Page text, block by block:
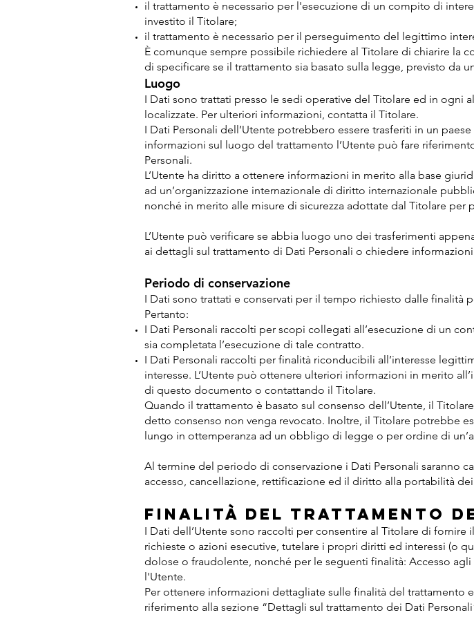
il trattamento è necessario per l'esecuzione di un compito di
investito il Titolare;
il trattamento è necessario per il perseguimento del legittimo
È comunque sempre possibile richiedere al Titolare di chiarire la
di specificare se il trattamento sia basato sulla legge, previsto da
Luogo
I Dati sono trattati presso le sedi operative del Titolare ed in ogni
localizzate. Per ulteriori informazioni, contatta il Titolare.
I Dati Personali dell’Utente potrebbero essere trasferiti in un
informazioni sul luogo del trattamento l’Utente può fare
Personali.
L’Utente ha diritto a ottenere informazioni in merito alla base
ad un’organizzazione internazionale di diritto internazionale
nonché in merito alle misure di sicurezza adottate dal Titolare per
L’Utente può verificare se abbia luogo uno dei trasferimenti
ai dettagli sul trattamento di Dati Personali o chiedere
Periodo di conservazione
I Dati sono trattati e conservati per il tempo richiesto dalle finalità
Pertanto:
I Dati Personali raccolti per scopi collegati all’esecuzione di un
sia completata l’esecuzione di tale contratto.
I Dati Personali raccolti per finalità riconducibili all’interesse
interesse. L’Utente può ottenere ulteriori informazioni in merito
di questo documento o contattando il Titolare.
Quando il trattamento è basato sul consenso dell’Utente, il
detto consenso non venga revocato. Inoltre, il Titolare potrebbe
lungo in ottemperanza ad un obbligo di legge o per ordine di
Al termine del periodo di conservazione i Dati Personali saranno
accesso, cancellazione, rettificazione ed il diritto alla portabilità
Finalità del Trattamento
I Dati dell’Utente sono raccolti per consentire al Titolare di
richieste o azioni esecutive, tutelare i propri diritti ed interessi (o
dolose o fraudolente, nonché per le seguenti finalità: Accesso
l'Utente.
Per ottenere informazioni dettagliate sulle finalità del trattamento
riferimento alla sezione “Dettagli sul trattamento dei Dati